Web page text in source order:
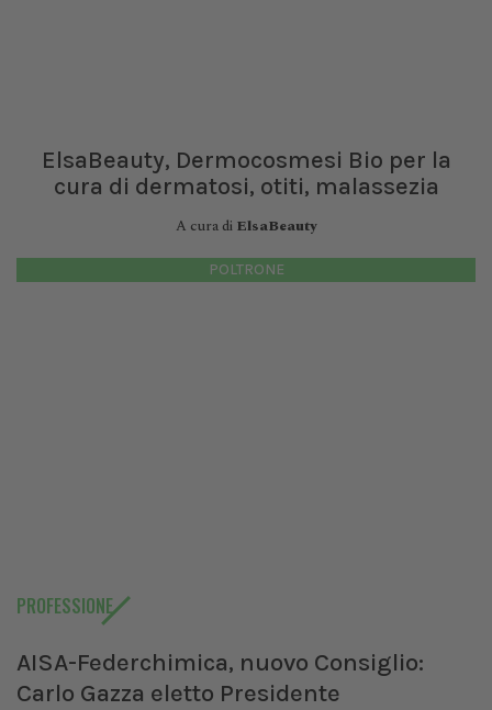
ElsaBeauty, Dermocosmesi Bio per la
cura di dermatosi, otiti, malassezia
A cura di ElsaBeauty
POLTRONE
PROFESSIONE
AISA-Federchimica, nuovo Consiglio:
Carlo Gazza eletto Presidente